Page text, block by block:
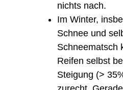
nichts nach.
Im Winter,
Schnee und
Schneematsch
Reifen selbst
Steigung (>